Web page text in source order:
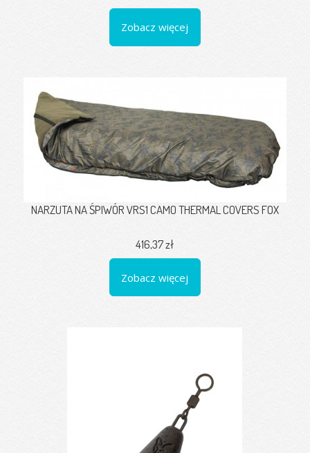
Zobacz więcej
NARZUTA NA ŚPIWÓR VRS1 CAMO THERMAL COVERS FOX
416,37 zł
Zobacz więcej